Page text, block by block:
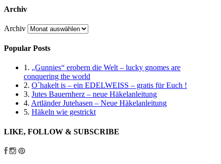
Archiv
Archiv
Popular Posts
1. „Gunnies“ erobern die Welt – lucky gnomes are
conquering the world
2. O´hakelt is – ein EDELWEISS – gratis für Euch !
3. Jutes Bauernherz – neue Häkelanleitung
4. Artländer Jutehasen – Neue Häkelanleitung
5. Häkeln wie gestrickt
LIKE, FOLLOW & SUBSCRIBE